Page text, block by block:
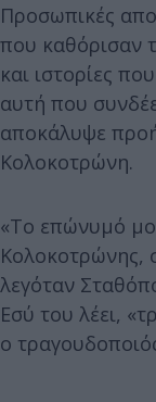
Προσωπικές
που καθόρισαν
και ιστορίες
αυτή που
αποκάλυψε
Κολοκοτρώνη.
«Το επώνυμό
Κολοκοτρώνης,
λεγόταν
Εσύ του λέει,
ο